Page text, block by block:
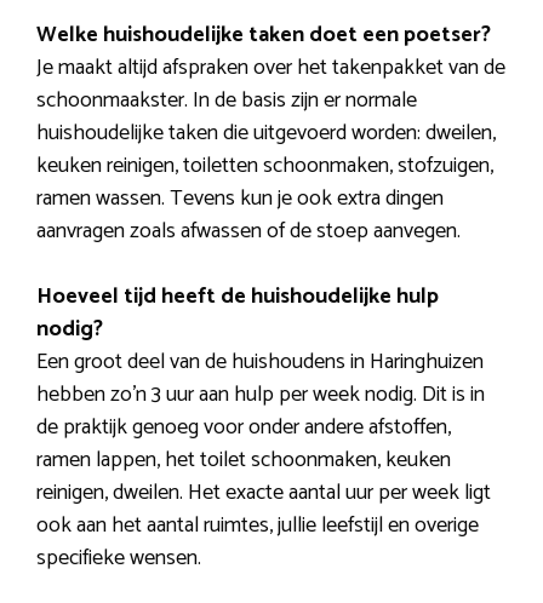
Welke huishoudelijke taken doet een poetser?
Je maakt altijd afspraken over het takenpakket van de
schoonmaakster. In de basis zijn er normale
huishoudelijke taken die uitgevoerd worden: dweilen,
keuken reinigen, toiletten schoonmaken, stofzuigen,
ramen wassen. Tevens kun je ook extra dingen
aanvragen zoals afwassen of de stoep aanvegen.
Hoeveel tijd heeft de huishoudelijke hulp
nodig?
Een groot deel van de huishoudens in Haringhuizen
hebben zo’n 3 uur aan hulp per week nodig. Dit is in
de praktijk genoeg voor onder andere afstoffen,
ramen lappen, het toilet schoonmaken, keuken
reinigen, dweilen. Het exacte aantal uur per week ligt
ook aan het aantal ruimtes, jullie leefstijl en overige
specifieke wensen.